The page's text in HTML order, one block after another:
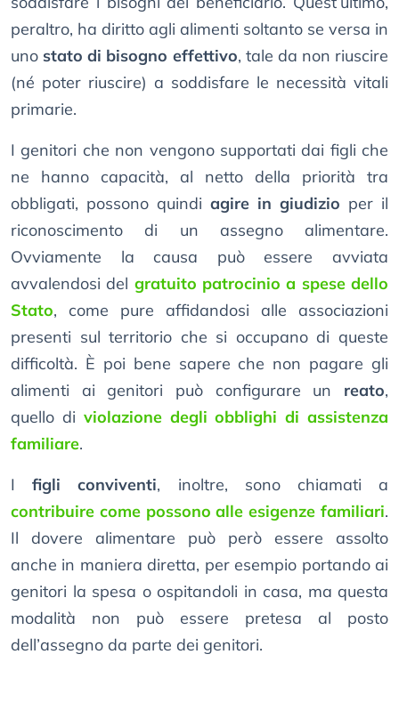
peraltro, ha diritto agli alimenti soltanto se versa in
uno stato di bisogno effettivo, tale da non riuscire
(né poter riuscire) a soddisfare le necessità vitali
primarie.
I genitori che non vengono supportati dai figli che
ne hanno capacità, al netto della priorità tra
obbligati, possono quindi agire in giudizio per il
riconoscimento di un assegno alimentare.
Ovviamente la causa può essere avviata
avvalendosi del gratuito patrocinio a spese dello
Stato, come pure affidandosi alle associazioni
presenti sul territorio che si occupano di queste
difficoltà. È poi bene sapere che non pagare gli
alimenti ai genitori può configurare un reato,
quello di violazione degli obblighi di assistenza
familiare.
Ifigli conviventi, inoltre, sono chiamati a
contribuire come possono alle esigenze familiari.
Il dovere alimentare può però essere assolto
anche in maniera diretta, per esempio portando ai
genitori la spesa o ospitandoli in casa, ma questa
modalità non può essere pretesa al posto
dell’assegno da parte dei genitori.